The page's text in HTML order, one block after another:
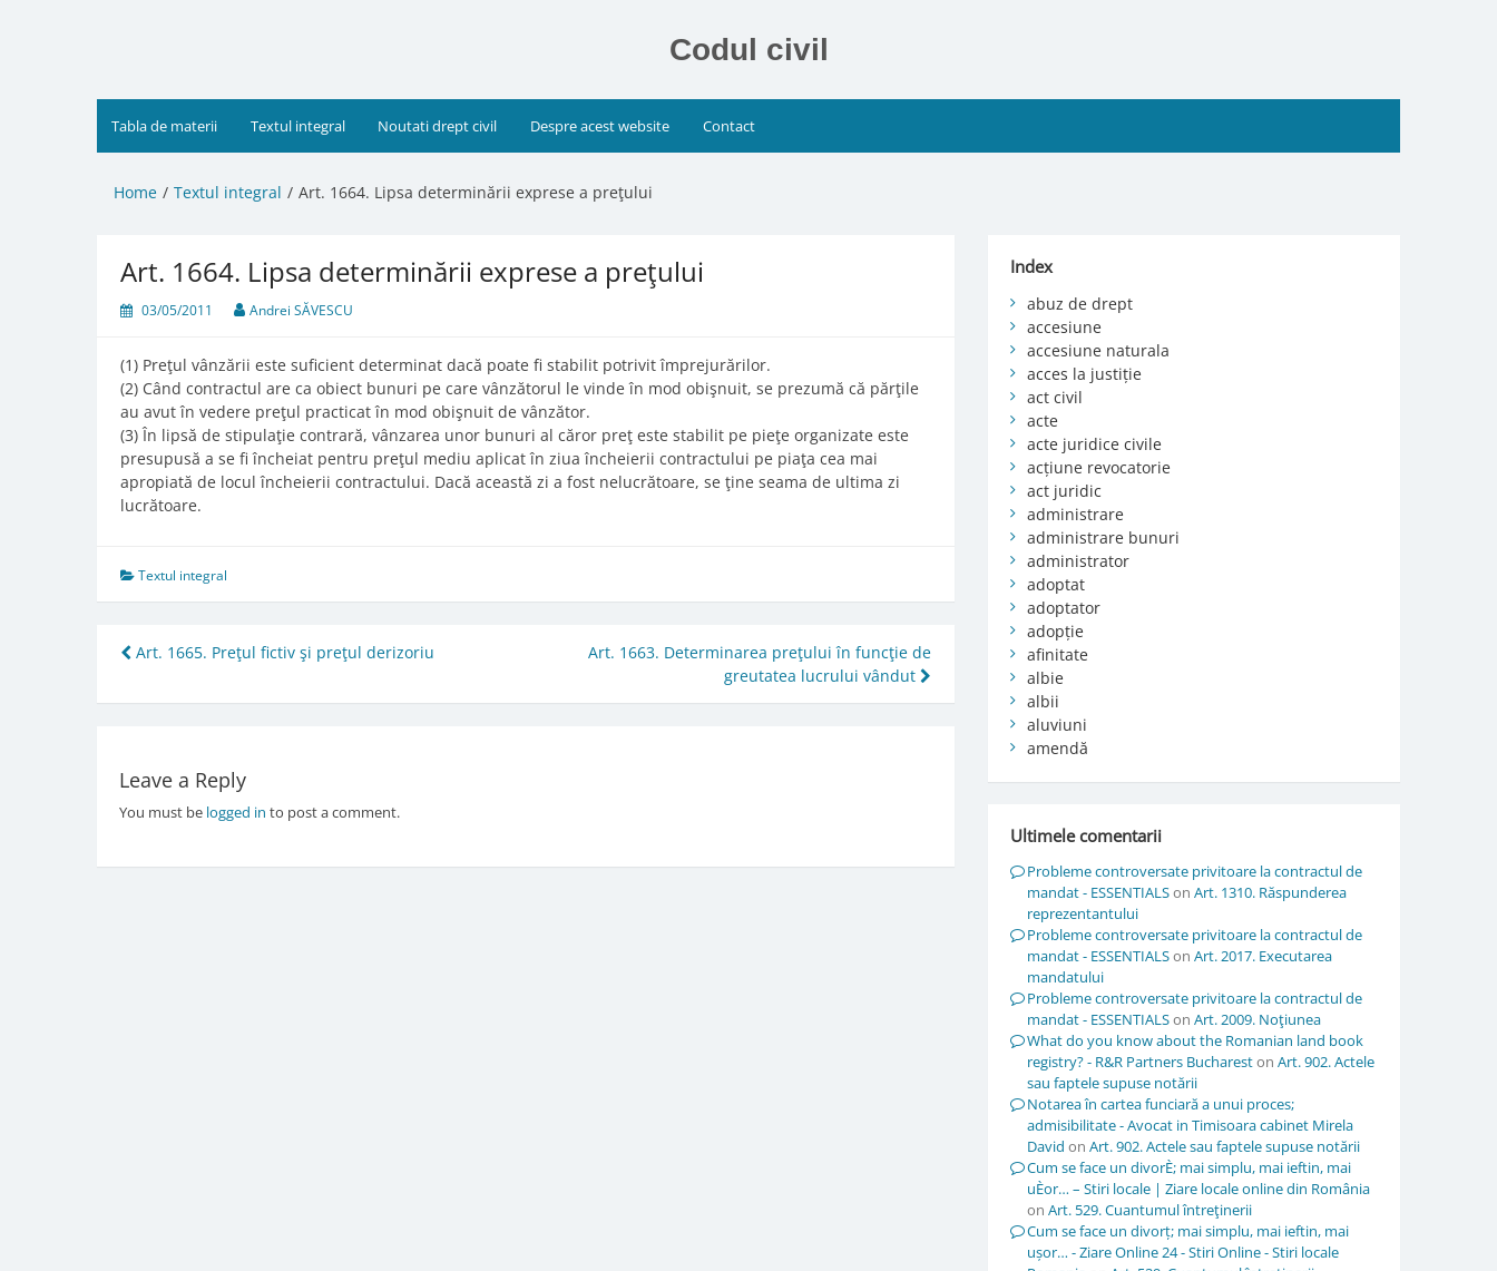
Codul civil
Tabla de materii Textul integral Noutati drept civil Despre acest website Contact
Home Textul integral Art. 1664. Lipsa determinării exprese a preţului
Art. 1664. Lipsa determinării exprese a preţului
03/05/2011 Andrei SĂVESCU
(1) Preţul vânzării este suficient determinat dacă poate fi stabilit potrivit împrejurărilor.
(2) Când contractul are ca obiect bunuri pe care vânzătorul le vinde în mod obişnuit, se prezumă că părţile
au avut în vedere preţul practicat în mod obişnuit de vânzător.
(3) În lipsă de stipulaţie contrară, vânzarea unor bunuri al căror preţ este stabilit pe pieţe organizate este
presupusă a se fi încheiat pentru preţul mediu aplicat în ziua încheierii contractului pe piaţa cea mai
apropiată de locul încheierii contractului. Dacă această zi a fost nelucrătoare, se ţine seama de ultima zi
lucrătoare.
Textul integral
Post
navigation
Art. 1665. Preţul fictiv şi preţul derizoriu
Art. 1663. Determinarea preţului în funcţie de
greutatea lucrului vândut
Leave a Reply
You must be logged in to post a comment.
Index
abuz de drept
accesiune
accesiune naturala
acces la justiție
act civil
acte
acte juridice civile
acțiune revocatorie
act juridic
administrare
administrare bunuri
administrator
adoptat
adoptator
adopție
afinitate
albie
albii
aluviuni
amendă
Ultimele comentarii
Probleme controversate privitoare la contractul de
mandat - ESSENTIALSon Art. 1310. Răspunderea
reprezentantului
Probleme controversate privitoare la contractul de
mandat - ESSENTIALSon Art. 2017. Executarea
mandatului
Probleme controversate privitoare la contractul de
mandat - ESSENTIALSon Art. 2009. Noţiunea
What do you know about the Romanian land book
registry? - R&R Partners Buchareston Art. 902. Actele
sau faptele supuse notării
Notarea în cartea funciară a unui proces;
admisibilitate - Avocat in Timisoara cabinet Mirela
David on Art. 902. Actele sau faptele supuse notării
Cum se face un divorÈ; mai simplu, mai ieftin, mai
uÈor… – Stiri locale | Ziare locale online din România
on Art. 529. Cuantumul întreţinerii
Cum se face un divorț; mai simplu, mai ieftin, mai
ușor… - Ziare Online 24 - Stiri Online - Stiri locale